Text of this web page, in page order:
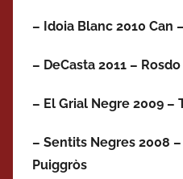
– Idoia Blanc 2010 Can
– DeCasta 2011 –
– El Grial Negre 2009 –
– Sentits Negres 2008
Puiggròs